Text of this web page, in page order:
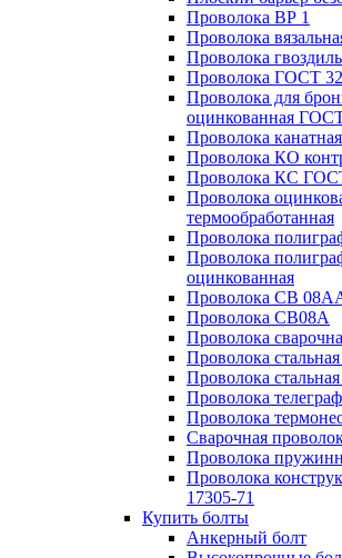
Проволока ВР 1
Проволока
Проволока
Проволока ГОСТ
Проволока для
оцинкованная
Проволока канатная
Проволока КО
Проволока КС
Проволока
термообработанная
Проволока
Проволока
оцинкованная
Проволока СВ
Проволока СВ08А
Проволока
Проволока
Проволока
Проволока
Проволока
Сварочная
Проволока
Проволока
17305-71
Купить болты
Анкерный болт